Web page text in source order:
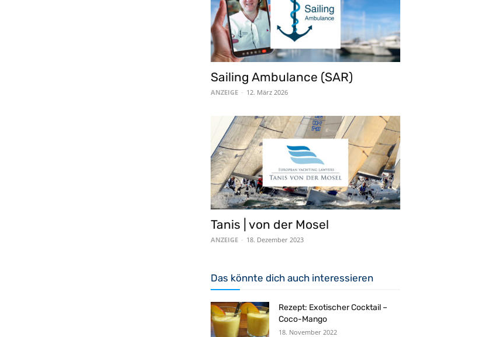
Sailing Ambulance (SAR)
ANZEIGE - 12. März 2026
Tanis | von der Mosel
ANZEIGE - 18. Dezember 2023
Das könnte dich auch interessieren
Rezept: Exotischer Cocktail –
Coco-Mango
18. November 2022